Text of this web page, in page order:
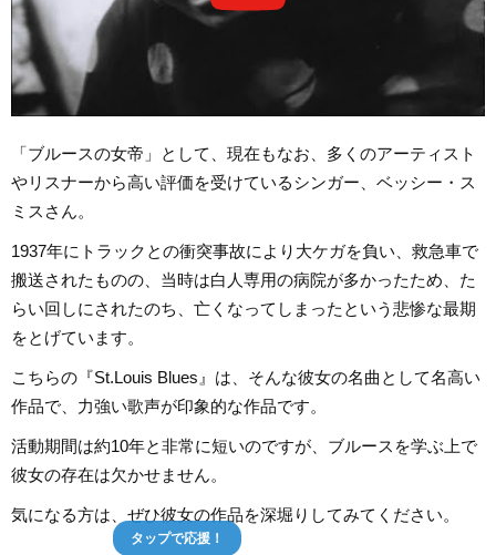
「ブルースの女帝」として、現在もなお、多くのアーティスト
やリスナーから高い評価を受けているシンガー、ベッシー・ス
ミスさん。
1937年にトラックとの衝突事故により大ケガを負い、救急車で
搬送されたものの、当時は白人専用の病院が多かったため、た
らい回しにされたのち、亡くなってしまったという悲惨な最期
をとげています。
こちらの『St.Louis Blues』は、そんな彼女の名曲として名高い
作品で、力強い歌声が印象的な作品です。
活動期間は約10年と非常に短いのですが、ブルースを学ぶ上で
彼女の存在は欠かせません。
気になる方は、ぜひ彼女の作品を深堀りしてみてください。
タップで応援！